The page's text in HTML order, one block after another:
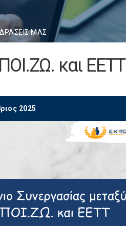
ΜΑΣ
και ΕΕΤΤ
2025